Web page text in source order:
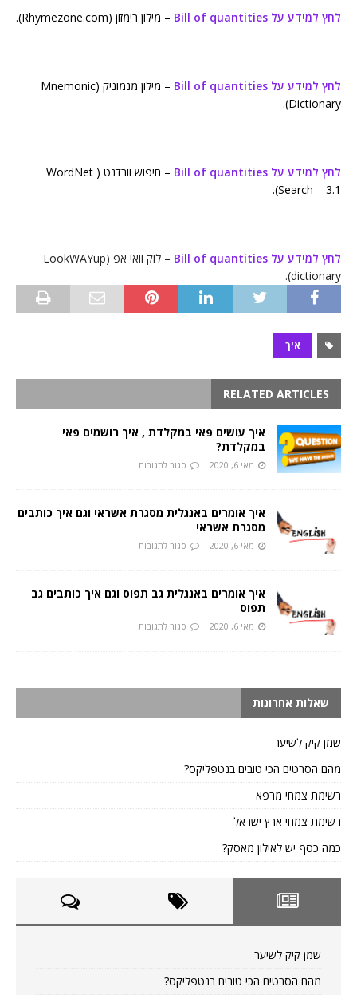
לחץ למידע על Bill of quantities – מילון רימזון (Rhymezone.com).
לחץ למידע על Bill of quantities
– מילון מנמוניק (Mnemonic
Dictionary).
לחץ למידע על Bill of quantities
– חיפוש וורדנט ( WordNet
Search – 3.1).
לחץ למידע על Bill of quantities
– לוק וואי אפ (LookWAYup
dictionary).
איך
RELATED ARTICLES
איך עושים פאי במקלדת , איך רושמים פאי
במקלדת?
מאי 6, 2020 סגור לתגובות
איך אומרים באנגלית מסגרת אשראי וגם איך כותבים
מסגרת אשראי
מאי 6, 2020 סגור לתגובות
איך אומרים באנגלית גב תפוס וגם איך כותבים גב
תפוס
מאי 6, 2020 סגור לתגובות
שאלות אחרונות
שמן קיק לשיער
מהם הסרטים הכי טובים בנטפליקס?
רשימת צמחי מרפא
רשימת צמחי ארץ ישראל
כמה כסף יש לאילון מאסק?
שמן קיק לשיער
מהם הסרטים הכי טובים בנטפליקס?